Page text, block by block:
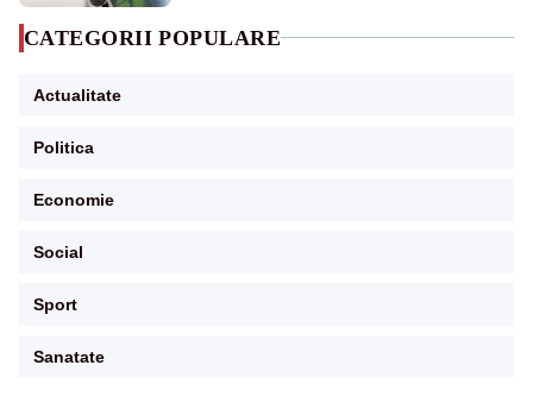
CATEGORII POPULARE
Actualitate
Politica
Economie
Social
Sport
Sanatate